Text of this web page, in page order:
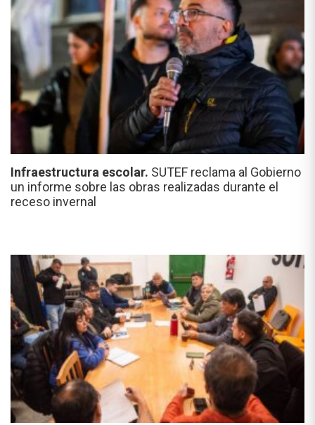
Infraestructura escolar. SUTEF reclama al Gobierno
un informe sobre las obras realizadas durante el
receso invernal